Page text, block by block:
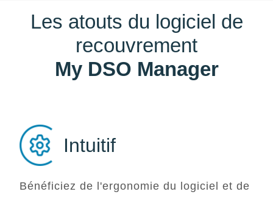
Les atouts du logiciel de
recouvrement
My DSO Manager
Intuitif
Bénéficiez de l'ergonomie du logiciel et de